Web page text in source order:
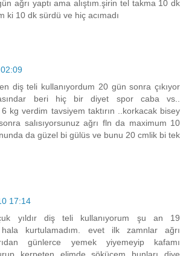
ağrı yaptı ama alıştım.şirin tel takma 10 dk
ki 10 dk sürdü ve hiç acımadı
diş teli kullanıyordum 20 gün sonra çıkıyor
beri hiç bir diyet spor caba vs..
kg verdim tavsiyem taktırın ..korkacak bisey
salısıyorsunuz ağrı fln da maximum 10
da güzel bi gülüs ve bunu 20 cmlik bi tek
17:14
yıldır diş teli kullanıyorum şu an 19
hala kurtulamadım. evet ilk zamnlar ağrı
günlerce yemek yiyemeyip kafamı